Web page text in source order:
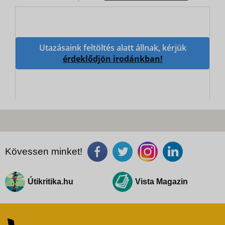
Utazásaink feltöltés alatt állnak, kérjük
érdeklődjön irodánkban!
Kövessen minket!
Útikritika.hu Vista Magazin